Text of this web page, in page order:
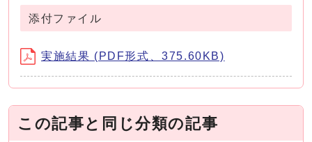
添付ファイル
実施結果 (PDF形式、375.60KB)
この記事と同じ分類の記事